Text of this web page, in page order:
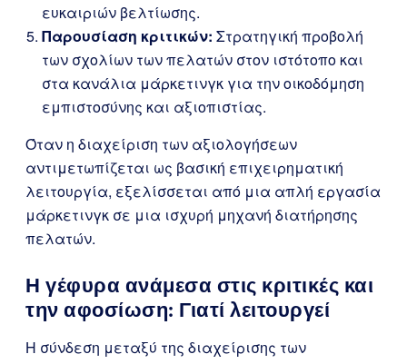
ευκαιριών βελτίωσης.
Παρουσίαση κριτικών: Στρατηγική προβολή
των σχολίων των πελατών στον ιστότοπο και
στα κανάλια μάρκετινγκ για την οικοδόμηση
εμπιστοσύνης και αξιοπιστίας.
Όταν η διαχείριση των αξιολογήσεων
αντιμετωπίζεται ως βασική επιχειρηματική
λειτουργία, εξελίσσεται από μια απλή εργασία
μάρκετινγκ σε μια ισχυρή μηχανή διατήρησης
πελατών.
Η γέφυρα ανάμεσα στις κριτικές και
την αφοσίωση: Γιατί λειτουργεί
Η σύνδεση μεταξύ της διαχείρισης των